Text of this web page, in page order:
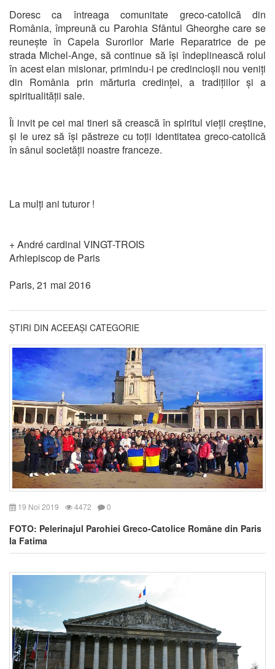
Doresc ca întreaga comunitate greco-catolică din
România, împreună cu Parohia Sfântul Gheorghe care se
reunește în Capela Surorilor Marie Reparatrice de pe
strada Michel-Ange, să continue să își îndeplinească rolul
în acest elan misionar, primindu-i pe credincioșii nou veniți
din România prin mărturia credinței, a tradițiilor și a
spiritualității sale.
Îi invit pe cei mai tineri să crească în spiritul vieții creștine,
și le urez să își păstreze cu toții identitatea greco-catolică
în sânul societății noastre franceze.
La mulți ani tuturor !
+ André cardinal VINGT-TROIS
Arhiepiscop de Paris
Paris, 21 mai 2016
ȘTIRI DIN ACEEAȘI CATEGORIE
19 Noi 2019 4472 0
FOTO: Pelerinajul Parohiei Greco-Catolice Române din Paris
la Fatima